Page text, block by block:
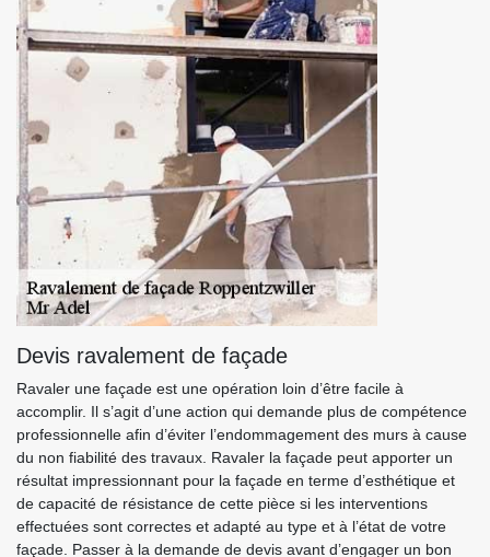
Devis ravalement de façade
Ravaler une façade est une opération loin d’être facile à
accomplir. Il s’agit d’une action qui demande plus de compétence
professionnelle afin d’éviter l’endommagement des murs à cause
du non fiabilité des travaux. Ravaler la façade peut apporter un
résultat impressionnant pour la façade en terme d’esthétique et
de capacité de résistance de cette pièce si les interventions
effectuées sont correctes et adapté au type et à l’état de votre
façade. Passer à la demande de devis avant d’engager un bon